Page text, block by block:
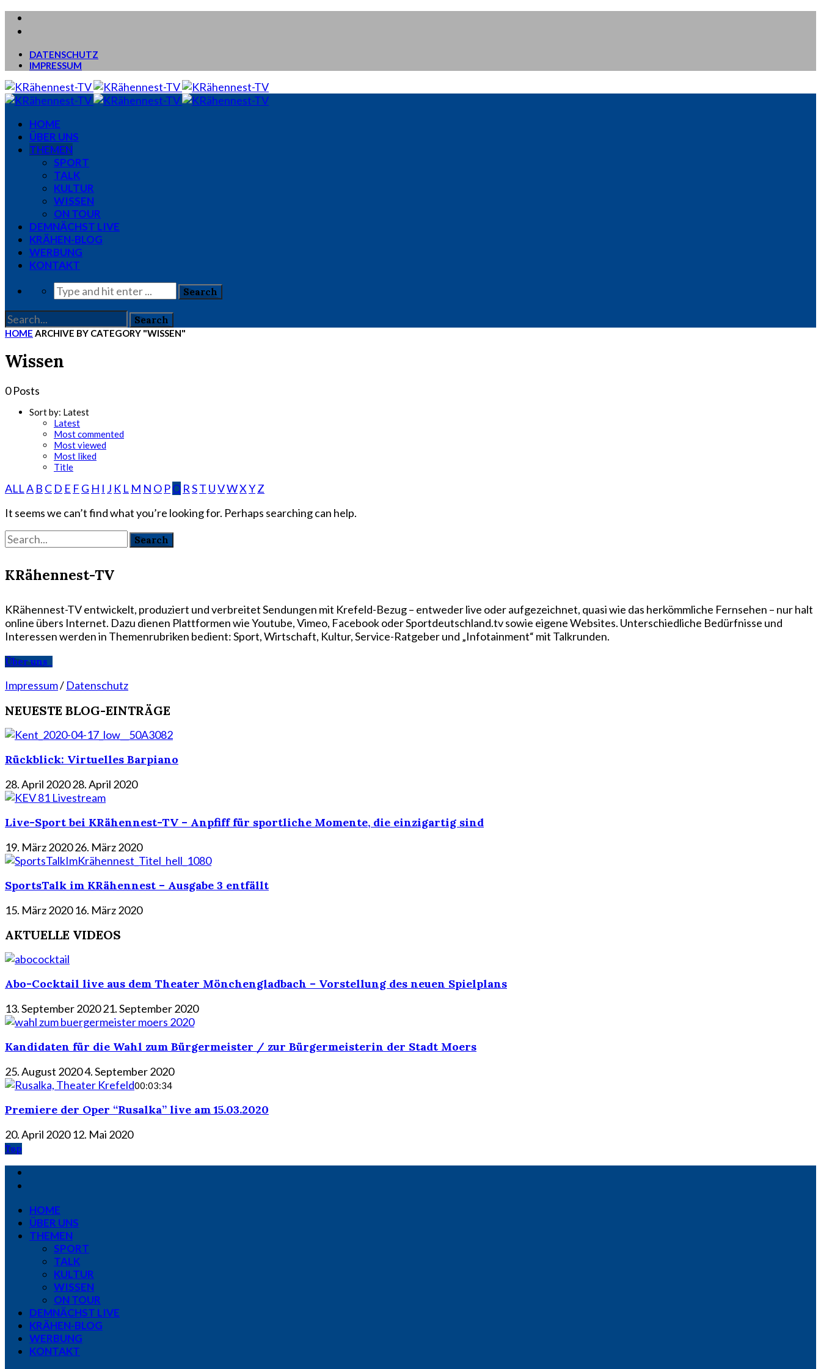
DATENSCHUTZ
IMPRESSUM
HOME
ÜBER UNS
THEMEN
SPORT
TALK
KULTUR
WISSEN
ON TOUR
DEMNÄCHST LIVE
KRÄHEN-BLOG
WERBUNG
KONTAKT
HOME ARCHIVE BY CATEGORY "WISSEN"
Wissen
0 Posts
Sort by: Latest
Latest
Most commented
Most viewed
Most liked
Title
ALLA B C D E F G H I J K L M N O PQ RST UVWXYZ
It seems we can’t find what you’re looking for. Perhaps searching can help.
KRähennest-TV
KRähennest-TV entwickelt, produziert und verbreitet Sendungen mit Krefeld-Bezug – entweder live oder aufgezeichnet, quasi wie das herkömmliche Fernsehen – nur halt
online übers Internet. Dazu dienen Plattformen wie Youtube, Vimeo, Facebook oder Sportdeutschland.tv sowie eigene Websites. Unterschiedliche Bedürfnisse und
Interessen werden in Themenrubriken bedient: Sport, Wirtschaft, Kultur, Service-Ratgeber und „Infotainment“ mit Talkrunden.
Über uns
Impressum/ Datenschutz
NEUESTE BLOG-EINTRÄGE
Rückblick: Virtuelles Barpiano
28. April 202028. April 2020
Live-Sport bei KRähennest-TV – Anpfiff für sportliche Momente, die einzigartig sind
19. März 202026. März 2020
SportsTalk im KRähennest – Ausgabe 3 entfällt
15. März 2020 16. März 2020
AKTUELLE VIDEOS
Abo-Cocktail live aus dem Theater Mönchengladbach – Vorstellung des neuen Spielplans
13. September 202021. September 2020
Kandidaten für die Wahl zum Bürgermeister / zur Bürgermeisterin der Stadt Moers
25. August 20204. September 2020
00:03:34
Premiere der Oper “Rusalka” live am 15.03.2020
20. April 2020 12. Mai 2020
Top
HOME
ÜBER UNS
THEMEN
SPORT
TALK
KULTUR
WISSEN
ON TOUR
DEMNÄCHST LIVE
KRÄHEN-BLOG
WERBUNG
KONTAKT